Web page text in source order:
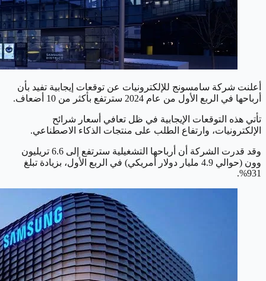
أعلنت شركة سامسونج للإلكترونيات عن توقعات إيجابية تفيد بأن
أرباحها في الربع الأول من عام 2024 سترتفع بأكثر من 10 أضعاف.
تأتي هذه التوقعات الإيجابية في ظل تعافي أسعار شرائح
الإلكترونيات، وارتفاع الطلب على منتجات الذكاء الاصطناعي.
وقد قدرت الشركة أن أرباحها التشغيلية سترتفع إلى 6.6 تريليون
وون (حوالي 4.9 مليار دولار أمريكي) في الربع الأول، بزيادة تبلغ
931%.